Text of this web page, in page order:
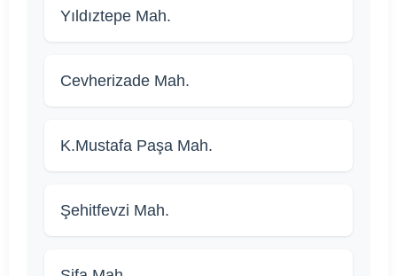
Yıldıztepe Mah.
Cevherizade Mah.
K.Mustafa Paşa Mah.
Şehitfevzi Mah.